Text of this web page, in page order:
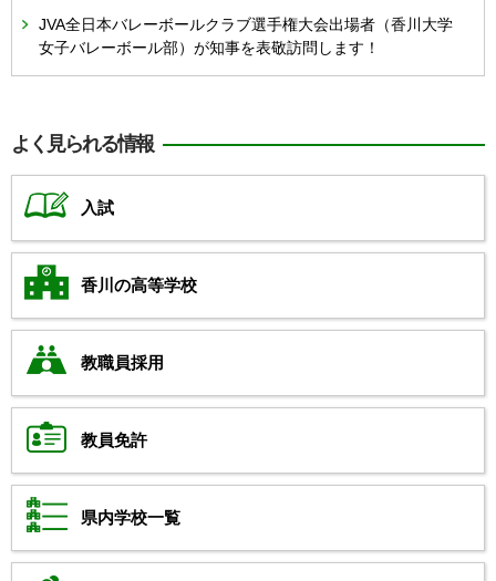
JVA全日本バレーボールクラブ選手権大会出場者（香川大学
女子バレーボール部）が知事を表敬訪問します！
よく見られる情報
入試
香川の高等学校
教職員採用
教員免許
県内学校一覧